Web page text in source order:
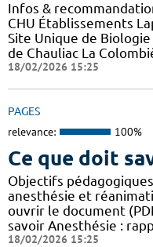
Infos &
CHU Établissements
Site Unique de
de Chauliac La
18/02/2026 15:25
PAGES
relevance: 100%
Ce que doit
Objectifs
anesthésie et
ouvrir le document
savoir Anesthésie :
18/02/2026 15:25